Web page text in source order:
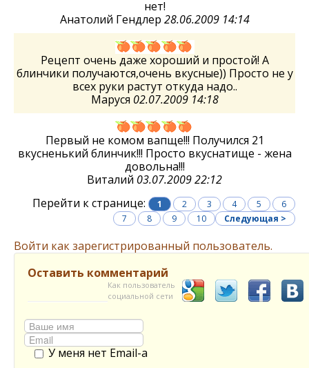
нет!
Анатолий Гендлер 28.06.2009 14:14
Рецепт очень даже хороший и простой! А
блинчики получаются,очень вкусные)) Просто не у
всех руки растут откуда надо..
Маруся 02.07.2009 14:18
Первый не комом вапще!!! Получился 21
вкусненький блинчик!!! Просто вкуснатище - жена
довольна!!!
Виталий 03.07.2009 22:12
Перейти к странице:
1 2 3 4 5
6
7
8 9 10 Следующая >
Войти как зарегистрированный пользователь.
Оставить комментарий
Как пользователь
социальной сети
У меня нет Email-а